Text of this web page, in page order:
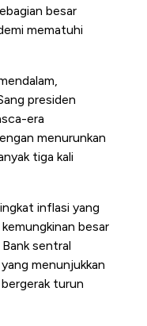
besar
mematuhi
presiden
era
menurunkan
tiga kali
inflasi yang
besar
sentral
menunjukkan
turun